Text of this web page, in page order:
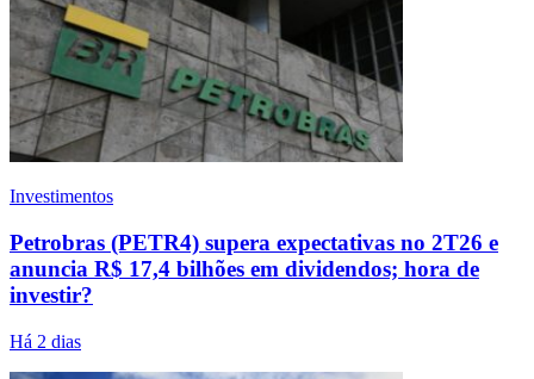
Investimentos
Petrobras (PETR4) supera expectativas no 2T26 e
anuncia R$ 17,4 bilhões em dividendos; hora de
investir?
Há 2 dias